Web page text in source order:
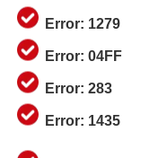
Error: 1279
Error: 04FF
Error: 283
Error: 1435